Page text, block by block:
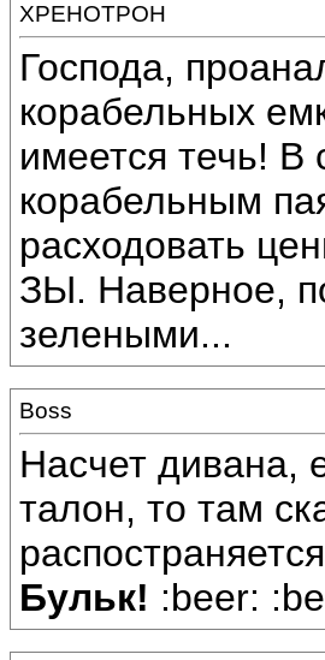
XPEHOTPOH
Господа,
корабельных
имеется течь! В
корабельным
расходовать
ЗЫ. Наверное,
зелеными...
Boss
Насчет дивана,
талон, то там
Бульк! :beer: